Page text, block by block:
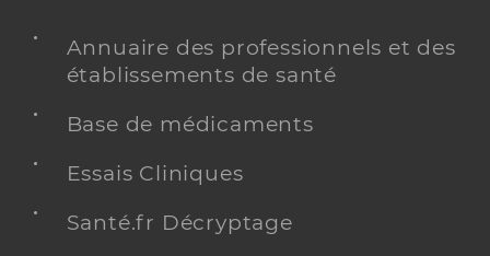
Annuaire des professionnels et des
établissements de santé
Base de médicaments
Essais Cliniques
Santé.fr Décryptage